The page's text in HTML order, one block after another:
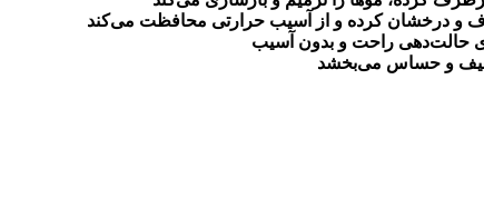
و درخشان کرده و از آسیب حرارتی محافظت می‌کند
حالت‌دهی راحت و بدون آسیب
و حساس می‌بخشد